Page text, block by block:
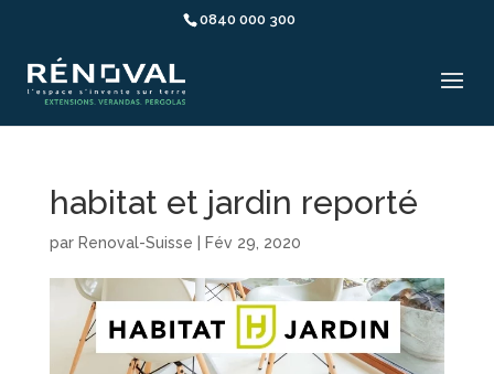
0840 000 300
habitat et jardin reporté
par Renoval-Suisse Fév 29, 2020